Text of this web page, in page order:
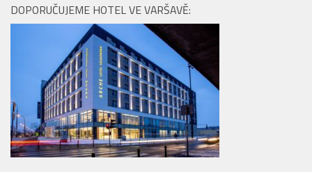
DOPORUČUJEME HOTEL VE VARŠAVĚ: